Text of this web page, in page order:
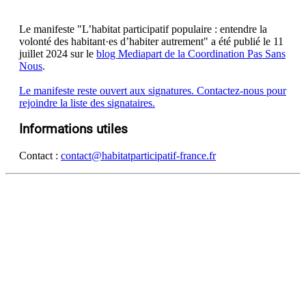
Le manifeste "L’habitat participatif populaire : entendre la
volonté des habitant·es d’habiter autrement" a été publié le 11
juillet 2024 sur le blog Mediapart de la Coordination Pas Sans
Nous.
Le manifeste reste ouvert aux signatures. Contactez-nous pour
rejoindre la liste des signataires.
Informations utiles
Contact : contact@habitatparticipatif-france.fr